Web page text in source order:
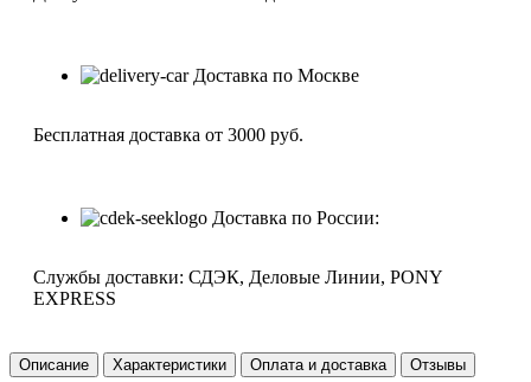
Доставка по Москве
Бесплатная доставка от 3000 руб.
Доставка по России:
Службы доставки: СДЭК, Деловые Линии, PONY
EXPRESS
Описание Характеристики Оплата и доставка Отзывы